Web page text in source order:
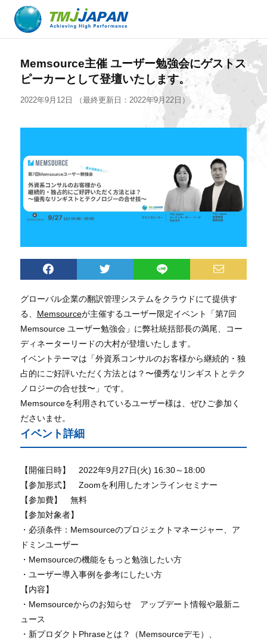
Memsource主催 ユーザー勉強会にゲストス
ピーカーとして登壇いたします。
2022年9月12日 （最終更新日：2022年9月22日）
グローバル企業の翻訳管理システムをクラウドにて提供す
る、 Memsourceが主催するユーザー限定イベント「第7回
Memsource ユーザー勉強会」に弊社統括部長の満尾、コー
ディネーターリードの大村が登壇いたします。
イベントテーマは「外資系コンサルのお客様から継続的・独
占的にご好評いただく方法とは？〜優秀なリンギストとテク
ノロジーの合せ技〜」です。
Memsourceを利用されているユーザー様は、ぜひご参加く
ださいませ。
イベント詳細
【開催日時】 2022年9月27日(火) 16:30～18:00
【参加形式】 Zoomを利用したオンラインセミナー
【参加費】 無料
【参加対象者】
・必須条件：Memsourceのプロジェクトマネージャー、ア
ドミンユーザー
・Memsourceの機能をもっと勉強したい方
・ユーザー導入事例を参考にしたい方
【内容】
・Memsourceからのお知らせ アップデート情報や最新ニ
ュース
・新プロダクトPhraseとは？（Memsourceデモ）、